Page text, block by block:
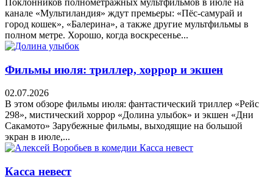
Поклонников полнометражных мультфильмов в июле на
канале «Мультиландия» ждут премьеры: «Пёс-самурай и
город кошек», «Балерина», а также другие мультфильмы в
полном метре. Хорошо, когда воскресенье...
Фильмы июля: триллер, хоррор и экшен
02.07.2026
В этом обзоре фильмы июля: фантастический триллер «Рейс
298», мистический хоррор «Долина улыбок» и экшен «Дни
Сакамото» Зарубежные фильмы, выходящие на большой
экран в июле,...
Касса невест